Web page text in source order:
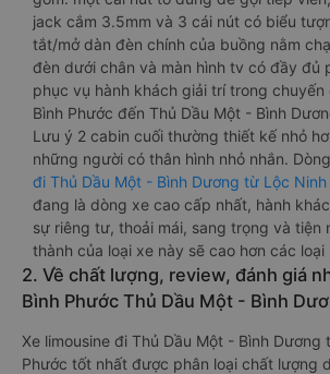
jack cắm 3.5mm và 3 cái nút có biểu
tắt/mở dàn đèn chính của buồng nằm
đèn dưới chân và màn hình tv có đầy đủ
phục vụ hành khách giải trí trong
Bình Phước đến Thủ Dầu Một - Bình
Lưu ý 2 cabin cuối thường thiết kế nhỏ
những người có thân hình nhỏ nhắn. Dòng
đi Thủ Dầu Một - Bình Dương từ Lộc
đang là dòng xe cao cấp nhất, hành
sự riêng tư, thoải mái, sang trọng và tiện
thành của loại xe này sẽ cao hơn các loại
2. Về chất lượng, review, đánh giá
Bình Phước Thủ Dầu Một - Bình
Xe limousine đi Thủ Dầu Một - Bình Dương
Phước tốt nhất được phân loại chất lượng